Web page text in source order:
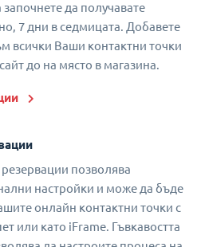
започнете да получавате
7 дни в седмицата. Добавете
всички Ваши контактни точки
до на място в магазина.
позволява
настройки и може да бъде
онлайн контактни точки с
или като iFrame. Гъвкавостта